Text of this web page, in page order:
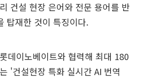
건설 현장 은어와 전문 용어를 반
탑재한 것이 특징이다.
데이노베이트와 협력해 최대 180
'건설현장 특화 실시간 AI 번역